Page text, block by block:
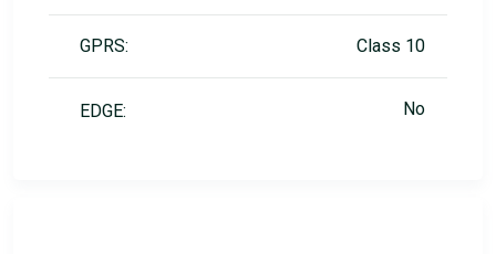
GPRS: Class 10
EDGE: No